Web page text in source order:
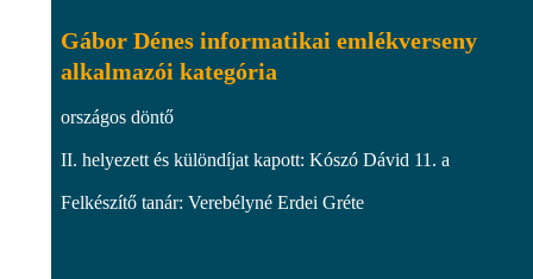
Gábor Dénes informatikai emlékverseny
alkalmazói kategória
országos döntő
II. helyezett és különdíjat kapott: Kószó Dávid 11. a
Felkészítő tanár: Verebélyné Erdei Gréte